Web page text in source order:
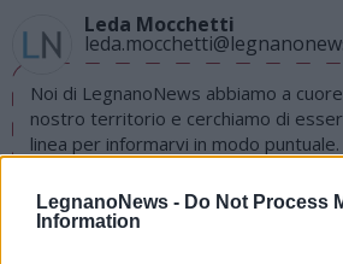
LegnanoNews - Do Not Process
Information
Leda Mocchetti
Noi di LegnanoNews abbiamo a
nostro territorio e cerchiamo di
linea per informarvi in modo puntuale.
LEGGI ANCHE